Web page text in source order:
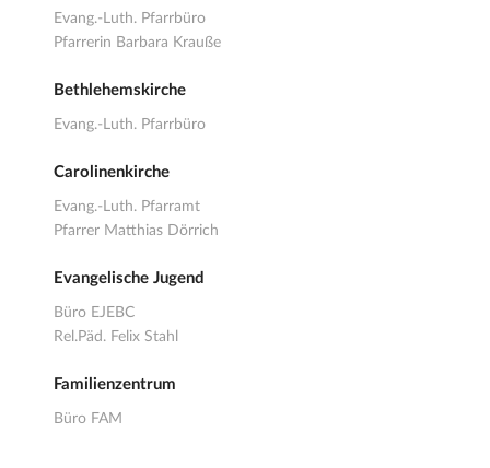
Evang.-Luth. Pfarrbüro
Pfarrerin Barbara Krauße
Bethlehemskirche
Evang.-Luth. Pfarrbüro
Carolinenkirche
Evang.-Luth. Pfarramt
Pfarrer Matthias Dörrich
Evangelische Jugend
Büro EJEBC
Rel.Päd. Felix Stahl
Familienzentrum
Büro FAM